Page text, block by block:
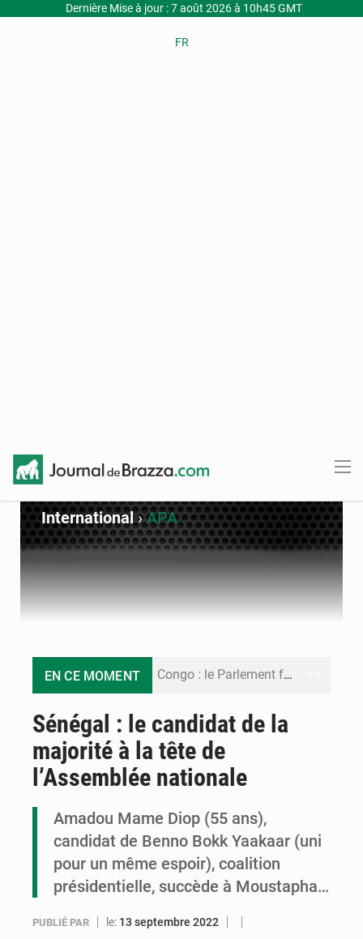
Dernière Mise à jour : 7 août 2026 à 10h45 GMT
FR
International›APA
EN CE MOMENT Congo : le Parlement formule 28 recommandations sur le Cadre budgétaire 2027-2029
Sénégal : le candidat de la
majorité à la tête de
l’Assemblée nationale
Amadou Mame Diop (55 ans),
candidat de Benno Bokk Yaakaar (uni
pour un même espoir), coalition
présidentielle, succède à Moustapha…
PUBLIÉ PAR le: 13 septembre 2022